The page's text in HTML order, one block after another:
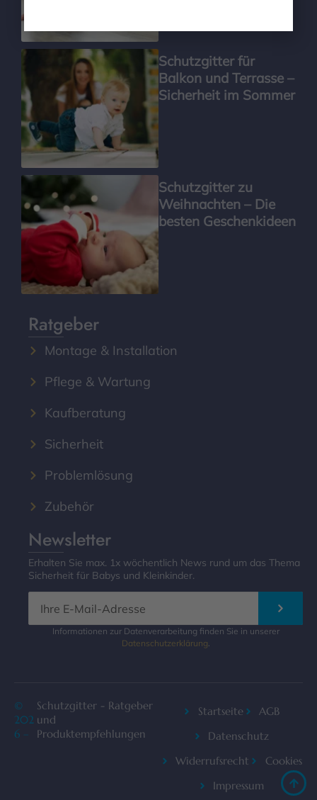
Schutzgitter für
Balkon und Terrasse –
Sicherheit im Sommer
Schutzgitter zu
Weihnachten – Die
besten Geschenkideen
Ratgeber
Montage & Installation
Pflege & Wartung
Kaufberatung
Sicherheit
Problemlösung
Zubehör
Newsletter
Erhalten Sie max. 1x wöchentlich News rund um das Thema
Sicherheit für Babys und Kleinkinder.
Informationen zur Datenverarbeitung finden Sie in unserer
Datenschutzerklärung.
©
202
6 –
Schutzgitter - Ratgeber
und
Produktempfehlungen
Startseite
AGB
Datenschutz
Widerrufsrecht
Cookies
Impressum